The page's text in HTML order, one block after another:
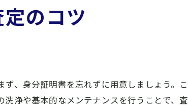
のコツ
、身分証明書を忘れずに用意しましょう。
浄や基本的なメンテナンスを行うことで、